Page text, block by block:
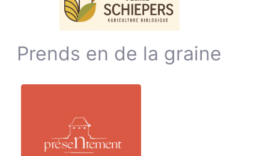
Prends en de la graine